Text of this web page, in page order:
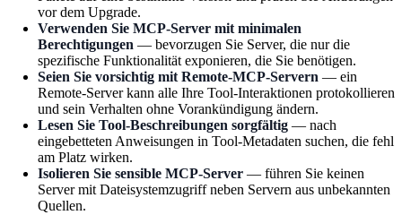
vor dem Upgrade.
Verwenden Sie MCP-Server mit minimalen
Berechtigungen— bevorzugen Sie Server, die nur die
spezifische Funktionalität exponieren, die Sie benötigen.
Seien Sie vorsichtig mit Remote-MCP-Servern— ein
Remote-Server kann alle Ihre Tool-Interaktionen protokollieren
und sein Verhalten ohne Vorankündigung ändern.
Lesen Sie Tool-Beschreibungen sorgfältig— nach
eingebetteten Anweisungen in Tool-Metadaten suchen, die fehl
am Platz wirken.
Isolieren Sie sensible MCP-Server— führen Sie keinen
Server mit Dateisystemzugriff neben Servern aus unbekannten
Quellen.